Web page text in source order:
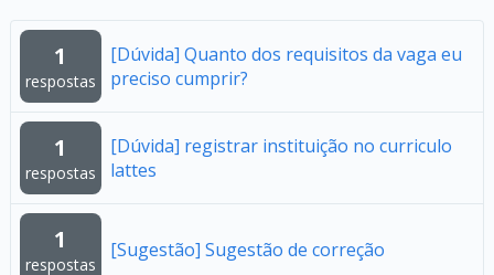
1
respostas
[Dúvida] Quanto dos requisitos da vaga eu
preciso cumprir?
1
respostas
[Dúvida] registrar instituição no curriculo
lattes
1
respostas
[Sugestão] Sugestão de correção